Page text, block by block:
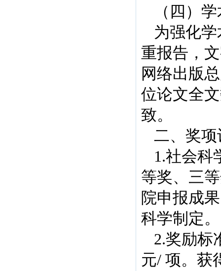
（四）
为强化
重报告，
网络出版
位论文全
致。
二、奖项
1.社会科
等奖、三
院申报成
科学制定。
2.奖励标
元/ 项。获